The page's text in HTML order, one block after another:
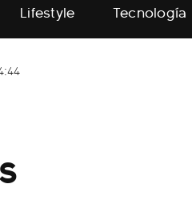
Lifestyle Tecnología